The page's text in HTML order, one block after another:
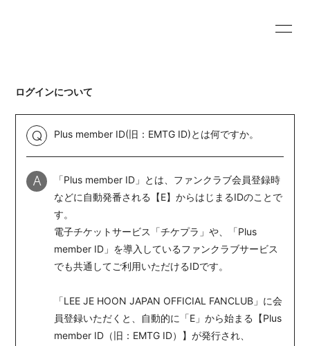
PROFILE
MOVIE
会員登録
ログインについて
Q Plus member ID(旧：EMTG ID)とは何ですか。
A
「Plus member ID」とは、ファンクラブ会員登録時
などに自動発番される【E】からはじまるIDのことで
す。
電子チケットサービス「チケプラ 」や、「Plus
member ID」を導入しているファンクラブサービス
でも共通してご利用いただけるIDです。
「LEE JE HOON JAPAN OFFICIAL FANCLUB」に会
員登録いただくと、自動的に「E」から始まる【Plus
member ID（旧：EMTG ID）】が発行され、